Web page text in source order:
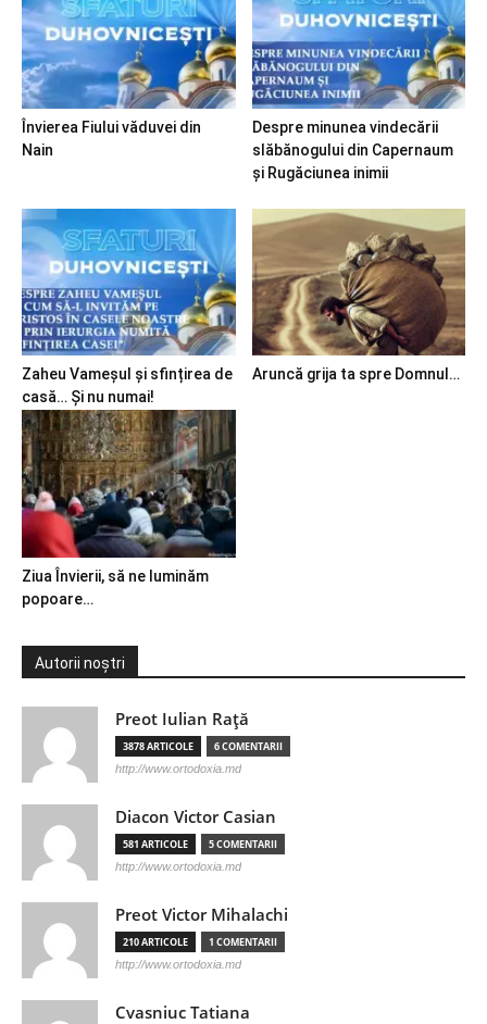
Învierea Fiului văduvei din
Nain
Despre minunea vindecării
slăbănogului din Capernaum
și Rugăciunea inimii
Zaheu Vameșul și sfințirea de
casă… Și nu numai!
Aruncă grija ta spre Domnul…
Ziua Învierii, să ne luminăm
popoare…
Autorii noștri
Preot Iulian Raţă
3878 ARTICOLE 6 COMENTARII
http://www.ortodoxia.md
Diacon Victor Casian
581 ARTICOLE 5 COMENTARII
http://www.ortodoxia.md
Preot Victor Mihalachi
210 ARTICOLE 1 COMENTARII
http://www.ortodoxia.md
Cvasniuc Tatiana